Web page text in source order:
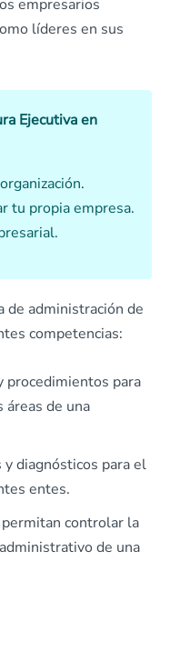
empresarios
líderes en sus
Ejecutiva en
tu propia empresa.
de administración de
competencias:
procedimientos para
de una
diagnósticos para el
entes.
controlar la
de una